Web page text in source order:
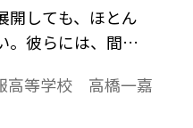
開しても、ほとん
。彼らには、間違
。だから、最初か
高等学校 高橋一嘉